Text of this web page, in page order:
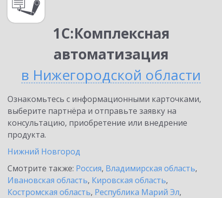
1С:Комплексная
автоматизация
в Нижегородской области
Ознакомьтесь с информационными карточками,
выберите партнёра и отправьте заявку на
консультацию, приобретение или внедрение
продукта.
Нижний Новгород
Смотрите также: Россия, Владимирская область,
Ивановская область, Кировская область,
Костромская область, Республика Марий Эл,